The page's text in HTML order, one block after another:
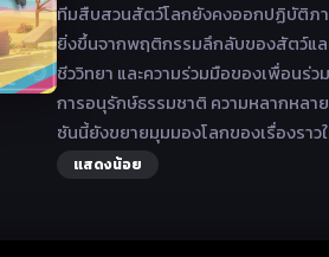
ทีมสืบสวนสัตว์โลกยังคงออกปฏิบัติภ
ยิ่งขึ้นจากพฤติกรรมลึกลับของสัตว์แล
ชีววิทยา และความร่วมมือของเพื่อนร่
การอนุรักษ์ธรรมชาติ ความหลากหล
ซันนี้ยังขยายมุมมองโลกของเรื่องรา
แสดงน้อย